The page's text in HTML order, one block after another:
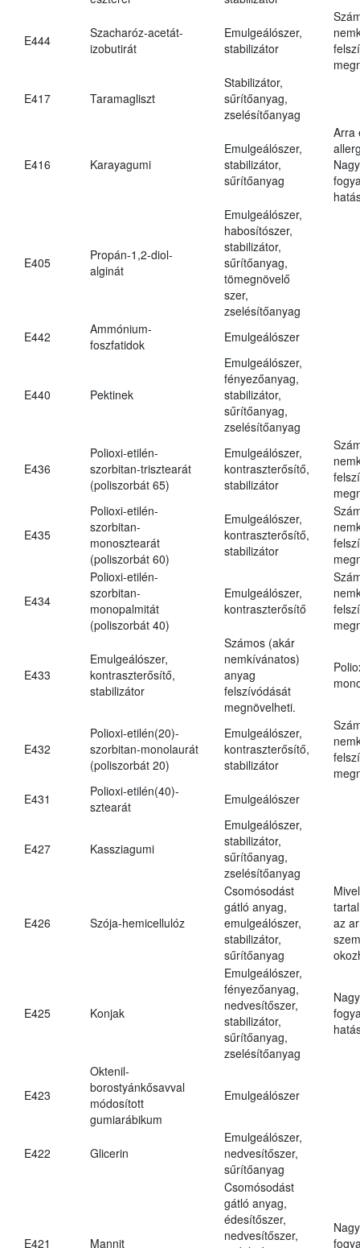
E444
Szacharóz-acetát-
izobutirát
Emulgeálószer,
stabilizátor
E417 Taramagliszt
Stabilizátor,
sűrítőanyag,
zselésítőanyag
E416 Karayagumi
Emulgeálószer,
stabilizátor,
sűrítőanyag
Arra
E405
Propán-1,2-diol-
alginát
Emulgeálószer,
habosítószer,
stabilizátor,
sűrítőanyag,
tömegnövelő
szer,
zselésítőanyag
E442
Ammónium-
foszfatidok
Emulgeálószer
E440 Pektinek
Emulgeálószer,
fényezőanyag,
stabilizátor,
sűrítőanyag,
zselésítőanyag
E436
Polioxi-etilén-
szorbitan-trisztearát
(poliszorbát 65)
Emulgeálószer,
kontraszterősítő,
stabilizátor
E435
Polioxi-etilén-
szorbitan-
monosztearát
(poliszorbát 60)
Emulgeálószer,
kontraszterősítő,
stabilizátor
E434
Polioxi-etilén-
szorbitan-
monopalmitát
(poliszorbát 40)
Emulgeálószer,
kontraszterősítő
E433
Emulgeálószer,
kontraszterősítő,
stabilizátor
Számos (akár
nemkívánatos)
anyag
felszívódását
megnövelheti.
E432
Polioxi-etilén(20)-
szorbitan-monolaurát
(poliszorbát 20)
Emulgeálószer,
kontraszterősítő,
stabilizátor
E431
Polioxi-etilén(40)-
sztearát
Emulgeálószer
E427 Kassziagumi
Emulgeálószer,
stabilizátor,
sűrítőanyag,
zselésítőanyag
E426 Szója-hemicellulóz
Csomósodást
gátló anyag,
emulgeálószer,
stabilizátor,
sűrítőanyag
az
E425 Konjak
Emulgeálószer,
fényezőanyag,
nedvesítőszer,
stabilizátor,
sűrítőanyag,
zselésítőanyag
E423
Oktenil-
borostyánkősavval
módosított
gumiarábikum
Emulgeálószer
E422 Glicerin
Emulgeálószer,
nedvesítőszer,
sűrítőanyag
E421 Mannit
Csomósodást
gátló anyag,
édesítőszer,
nedvesítőszer,